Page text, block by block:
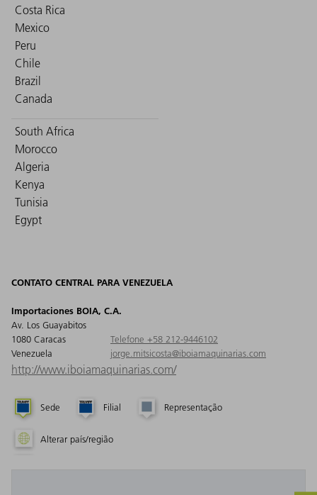
Costa Rica
Mexico
Peru
Chile
Brazil
Canada
South Africa
Morocco
Algeria
Kenya
Tunisia
Egypt
CONTATO CENTRAL PARA VENEZUELA
Importaciones BOIA, C.A.
Av. Los Guayabitos
1080 Caracas
Venezuela
Telefone +58 212-9446102
jorge.mitsicosta@iboiamaquinarias.com
http://www.iboiamaquinarias.com/
Sede Filial Representação
Alterar país/região